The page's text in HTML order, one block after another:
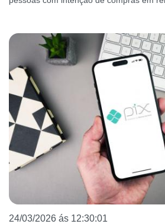
24/03/2026 ás 12:30:01